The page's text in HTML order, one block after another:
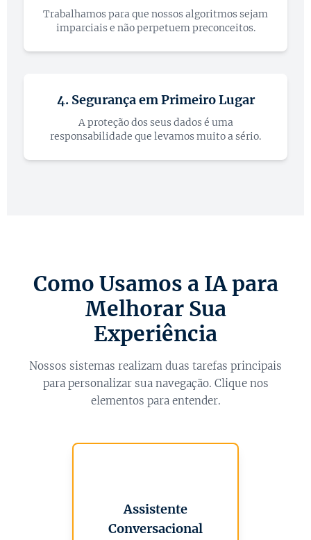
Trabalhamos para que nossos algoritmos sejam
imparciais e não perpetuem preconceitos.
4. Segurança em Primeiro Lugar
A proteção dos seus dados é uma
responsabilidade que levamos muito a sério.
Como Usamos a IA para
Melhorar Sua
Experiência
Nossos sistemas realizam duas tarefas principais
para personalizar sua navegação. Clique nos
elementos para entender.
Assistente
Conversacional